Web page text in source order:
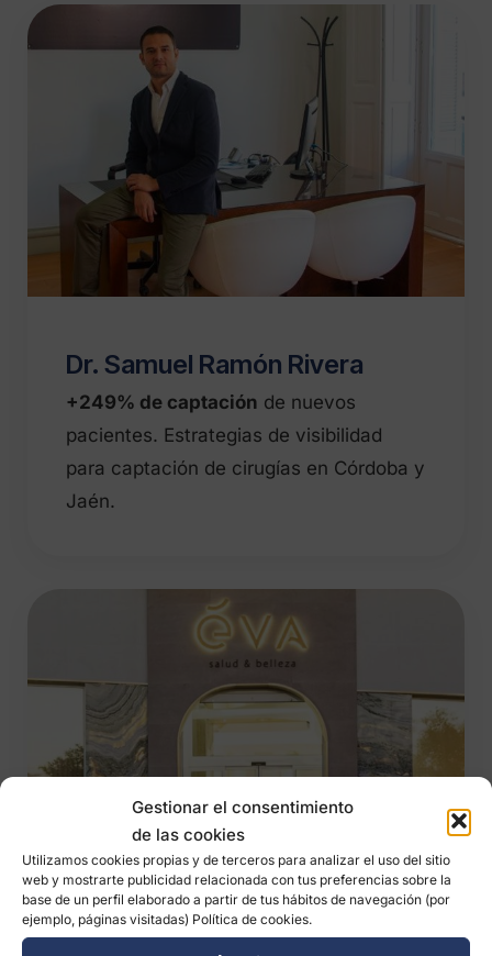
Gestionar el consentimiento
de las cookies
Utilizamos cookies propias y de terceros para analizar el uso del sitio
web y mostrarte publicidad relacionada con tus preferencias sobre la
base de un perfil elaborado a partir de tus hábitos de navegación (por
ejemplo, páginas visitadas) Política de cookies.
Dr. Samuel Ramón Rivera
+249% de captación de nuevos
pacientes. Estrategias de visibilidad
para captación de cirugías en Córdoba y
Jaén.
Clínica Eva